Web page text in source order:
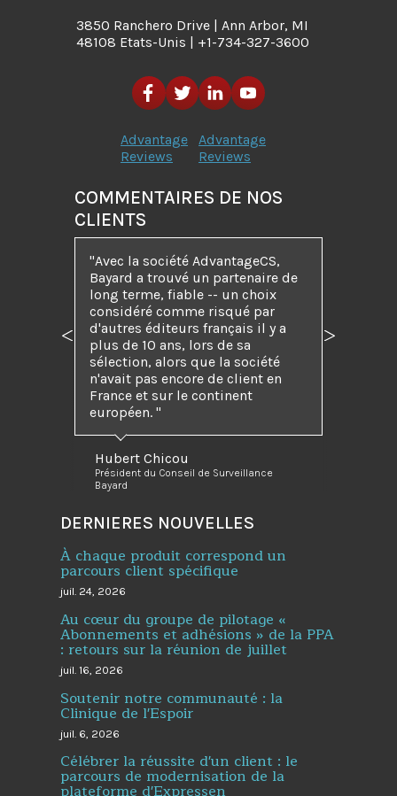
3850 Ranchero Drive | Ann Arbor, MI
48108 Etats-Unis | +1-734-327-3600
Advantage
Reviews
Advantage
Reviews
COMMENTAIRES DE NOS
CLIENTS
"Avec la société AdvantageCS,
Bayard a trouvé un partenaire de
long terme, fiable -- un choix
considéré comme risqué par
d'autres éditeurs français il y a
plus de 10 ans, lors de sa
sélection, alors que la société
n'avait pas encore de client en
France et sur le continent
européen. "
Hubert Chicou
Président du Conseil de Surveillance
Bayard
Précédent Suivant
DERNIERES NOUVELLES
À chaque produit correspond un
parcours client spécifique
juil. 24, 2026
Au cœur du groupe de pilotage «
Abonnements et adhésions » de la PPA
: retours sur la réunion de juillet
juil. 16, 2026
Soutenir notre communauté : la
Clinique de l'Espoir
juil. 6, 2026
Célébrer la réussite d'un client : le
parcours de modernisation de la